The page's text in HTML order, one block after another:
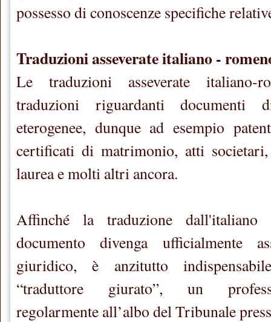
possesso di conoscenze specifiche
Traduzioni asseverate italiano -
Le traduzioni asseverate italiano-
traduzioni riguardanti documenti
eterogenee, dunque ad esempio
certificati di matrimonio, atti
laurea e molti altri ancora.
Affinché la traduzione
documento divenga ufficialmente
giuridico, è anzitutto
“traduttore giurato”, un
regolarmente all’albo del Tribunale